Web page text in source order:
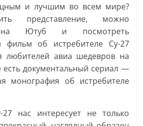
и лучшим во всем мире?
представление, можно
на Ютуб и посмотреть
фильм об истребителе Су-27
любителей авиа шедевров на
документальный сериал —
монография об истребителе
27 нас интересует не только